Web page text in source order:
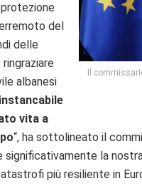
Il
del
delle
albanesi
vita a
“, ha sottolineato il
significativamente la
più resiliente in